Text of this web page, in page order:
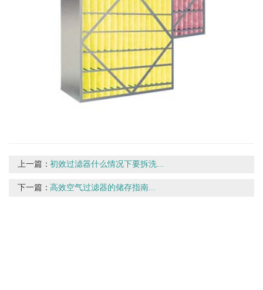
上一篇：初效过滤器什么情况下要拆洗...
下一篇： 高效空气过滤器的储存指南...